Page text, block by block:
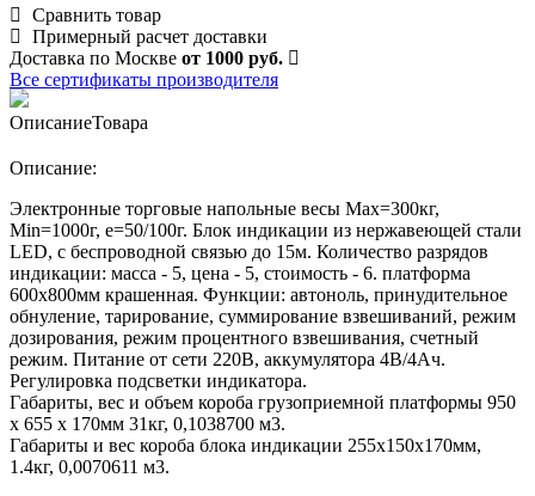
Сравнить товар
Примерный расчет доставки
Доставка по Москве от 1000 руб.
Все сертификаты производителя
ОписаниеТовара
Описание:
Электронные торговые напольные весы Мах=300кг,
Min=1000г, e=50/100г. Блок индикации из нержавеющей стали
LED, с беспроводной связью до 15м. Количество разрядов
индикации: масса - 5, цена - 5, стоимость - 6. платформа
600х800мм крашенная. Функции: автоноль, принудительное
обнуление, тарирование, суммирование взвешиваний, режим
дозирования, режим процентного взвешивания, счетный
режим. Питание от сети 220В, аккумулятора 4В/4Ач.
Регулировка подсветки индикатора.
Габариты, вес и объем короба грузоприемной платформы 950
х 655 х 170мм 31кг, 0,1038700 м3.
Габариты и вес короба блока индикации 255х150х170мм,
1.4кг, 0,0070611 м3.